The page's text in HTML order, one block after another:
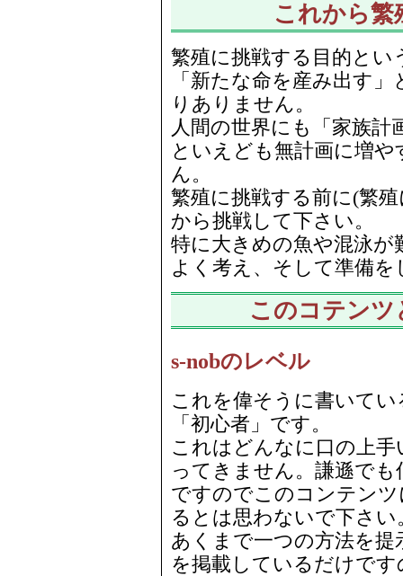
これから繁
繁殖に挑戦する目的と
「新たな命を産み出す
りありません。
人間の世界にも「家族
といえども無計画に増
ん。
繁殖に挑戦する前に(繁
から挑戦して下さい。
特に大きめの魚や混泳が
よく考え、そして準備
このコテンツ
s-nobのレベル
これを偉そうに書いて
「初心者」です。
これはどんなに口の上
ってきません。謙遜で
ですのでこのコンテン
るとは思わないで下さい
あくまで一つの方法を
を掲載しているだけです